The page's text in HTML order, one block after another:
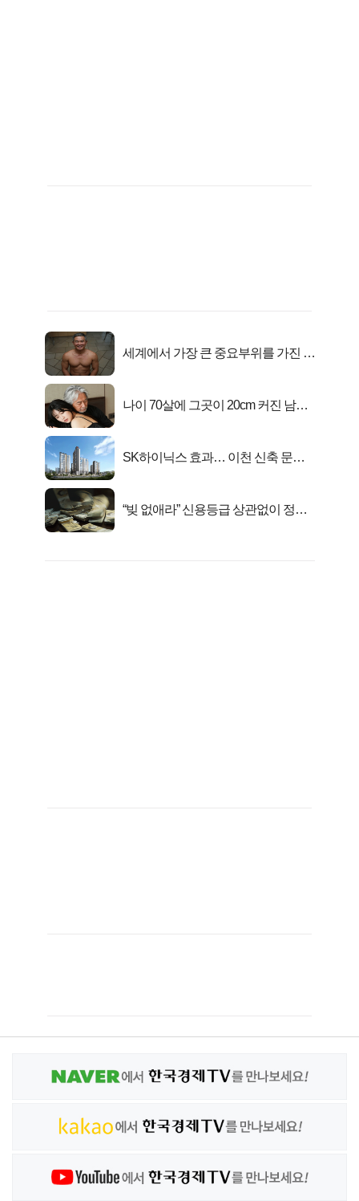
세계에서 가장 큰 중요부위를 가진 남
나이 70살에 그곳이 20cm 커진 남자..
SK하이닉스 효과… 이천 신축 문의
“빚 없애라” 신용등급 상관없이 정부